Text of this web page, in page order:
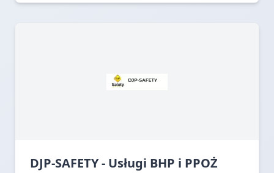
DJP-SAFETY - Usługi BHP i PPOŻ